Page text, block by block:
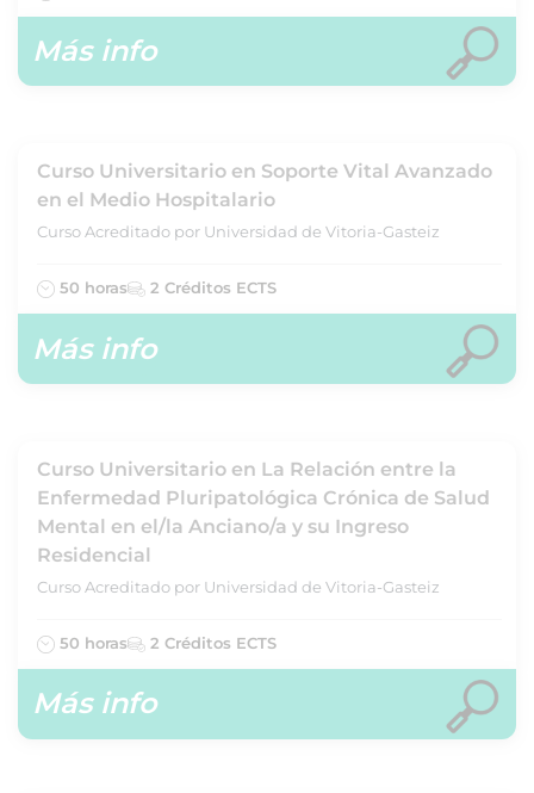
Más info
Curso Universitario en Soporte Vital Avanzado
en el Medio Hospitalario
Curso Acreditado por Universidad de Vitoria-Gasteiz
50 horas 2 Créditos ECTS
Más info
Curso Universitario en La Relación entre la
Enfermedad Pluripatológica Crónica de Salud
Mental en el/la Anciano/a y su Ingreso
Residencial
Curso Acreditado por Universidad de Vitoria-Gasteiz
50 horas 2 Créditos ECTS
Más info